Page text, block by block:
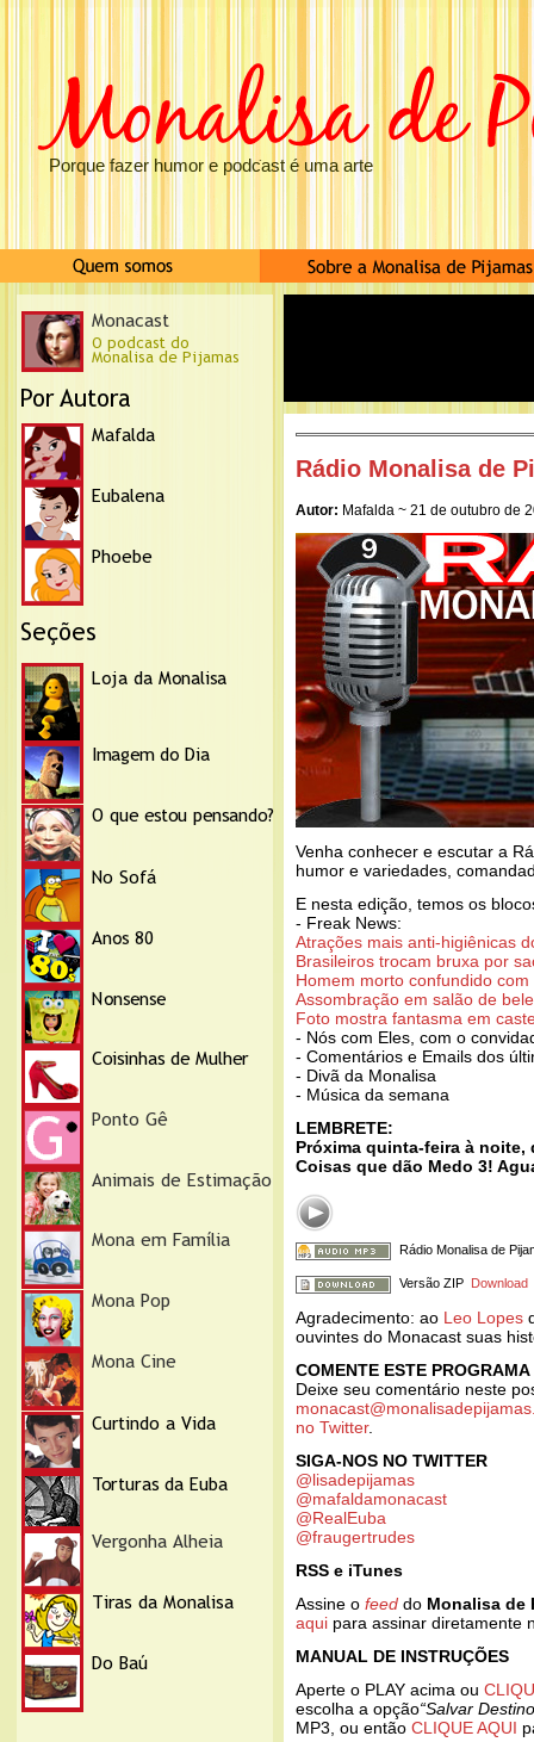
Porque fazer humor e podcast é uma arte
Rádio Monalisa de
Autor: Mafalda ~ 21 de outubro de
Venha conhecer e escutar a
humor e variedades,
E nesta edição, temos os
- Freak News:
Atrações mais anti-higiênicas
Brasileiros trocam bruxa por
Homem morto confundido
Assombração em salão de
Foto mostra fantasma em
- Nós com Eles, com o
- Comentários e Emails dos
- Divã da Monalisa
- Música da semana
LEMBRETE:
Próxima quinta-feira à
Coisas que dão Medo 3!
Rádio Monalisa de
Versão ZIP Download
Agradecimento: ao Leo Lopes
ouvintes do Monacast suas
COMENTE ESTE PROGRAMA
Deixe seu comentário neste
no Twitter.
SIGA-NOS NO TWITTER
@lisadepijamas
@mafaldamonacast
@RealEuba
@fraugertrudes
RSS e iTunes
Assine o feed do Monalisa de
aqui para assinar diretamente
MANUAL DE INSTRUÇÕES
Aperte o PLAY acima ou
escolha a opção“Salvar
MP3, ou então CLIQUE AQUI